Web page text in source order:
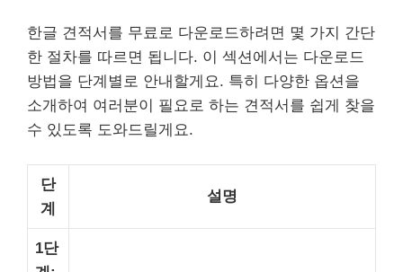
한글 견적서를 무료로 다운로드하려면 몇 가지 간단
한 절차를 따르면 됩니다. 이 섹션에서는 다운로드
방법을 단계별로 안내할게요. 특히 다양한 옵션을
소개하여 여러분이 필요로 하는 견적서를 쉽게 찾을
수 있도록 도와드릴게요.
단
계
설명
1단